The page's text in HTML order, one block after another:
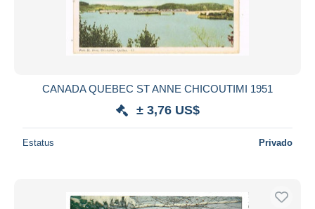
CANADA QUEBEC ST ANNE CHICOUTIMI 1951
± 3,76 US$
Estatus Privado